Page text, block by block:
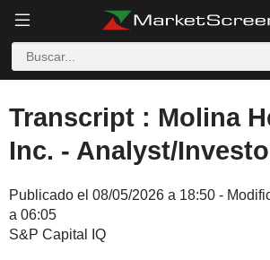
Transcript : Molina
Inc. - Analyst/
Publicado el 08/05/2026 a 18:50 -
a 06:05
S&P Capital IQ